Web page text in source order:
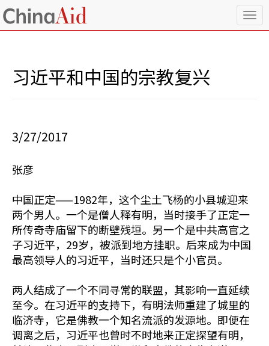
T
o
习近平和中国的宗教复兴
3/27/2017
张彦
中国正定——1982年，这个尘土飞杨的小县城迎来
两个男人。一个是僧人释有明，当时接手了正定一
所传奇寺庙留下的断壁残垣。另一个是中共高官之
子习近平，29岁，被派到地方挂职。后来成为中国
最高领导人的习近平，当时还只是个小官员。
两人结成了一个不同寻常的联盟，其影响一直延续
至今。在习近平的支持下，有明法师重建了城里的
临济寺，它是佛教一个知名流派的发源地。即便在
调离之后，习近平也曾时不时地来正定探望有明，